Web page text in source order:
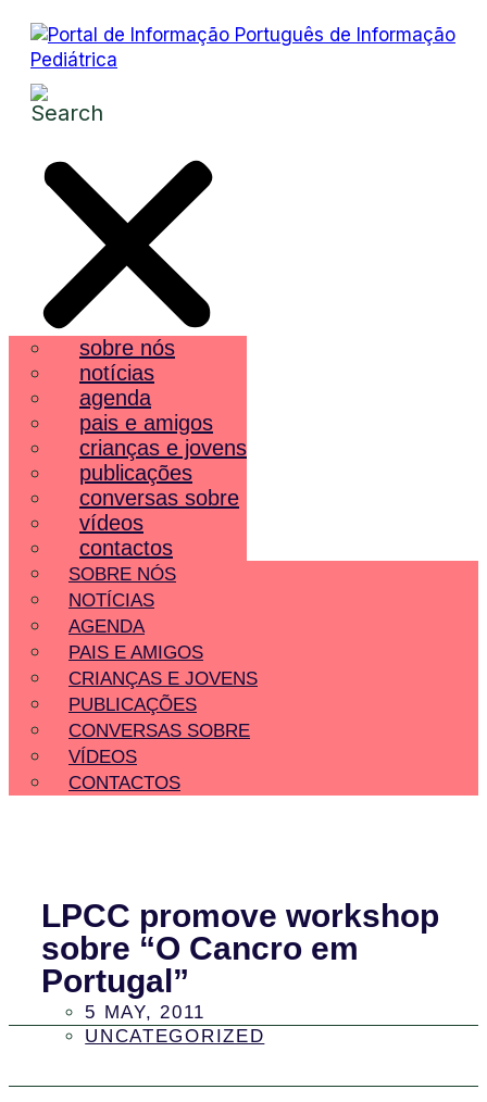
sobre nós
notícias
agenda
pais e amigos
crianças e jovens
publicações
conversas sobre
vídeos
contactos
SOBRE NÓS
NOTÍCIAS
AGENDA
PAIS E AMIGOS
CRIANÇAS E JOVENS
PUBLICAÇÕES
CONVERSAS SOBRE
VÍDEOS
CONTACTOS
LPCC promove workshop
sobre “O Cancro em
Portugal”
5 MAY, 2011
UNCATEGORIZED